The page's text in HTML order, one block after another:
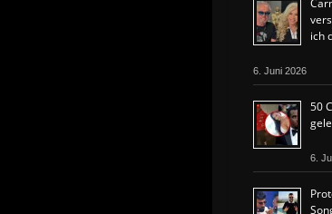
ich
6. Juni 2026
50
6.